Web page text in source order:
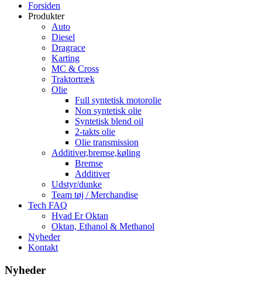
Forsiden
Produkter
Auto
Diesel
Dragrace
Karting
MC & Cross
Traktortræk
Olie
Full syntetisk motorolie
Non syntetisk olie
Syntetisk blend oil
2-takts olie
Olie transmission
Additiver,bremse,køling
Bremse
Additiver
Udstyr/dunke
Team tøj / Merchandise
Tech FAQ
Hvad Er Oktan
Oktan, Ethanol & Methanol
Nyheder
Kontakt
Nyheder